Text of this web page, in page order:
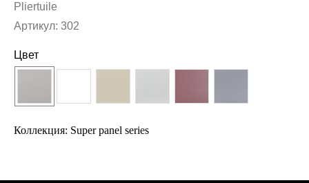
Pliertuile
Артикул: 302
Цвет
Коллекция: Super panel series